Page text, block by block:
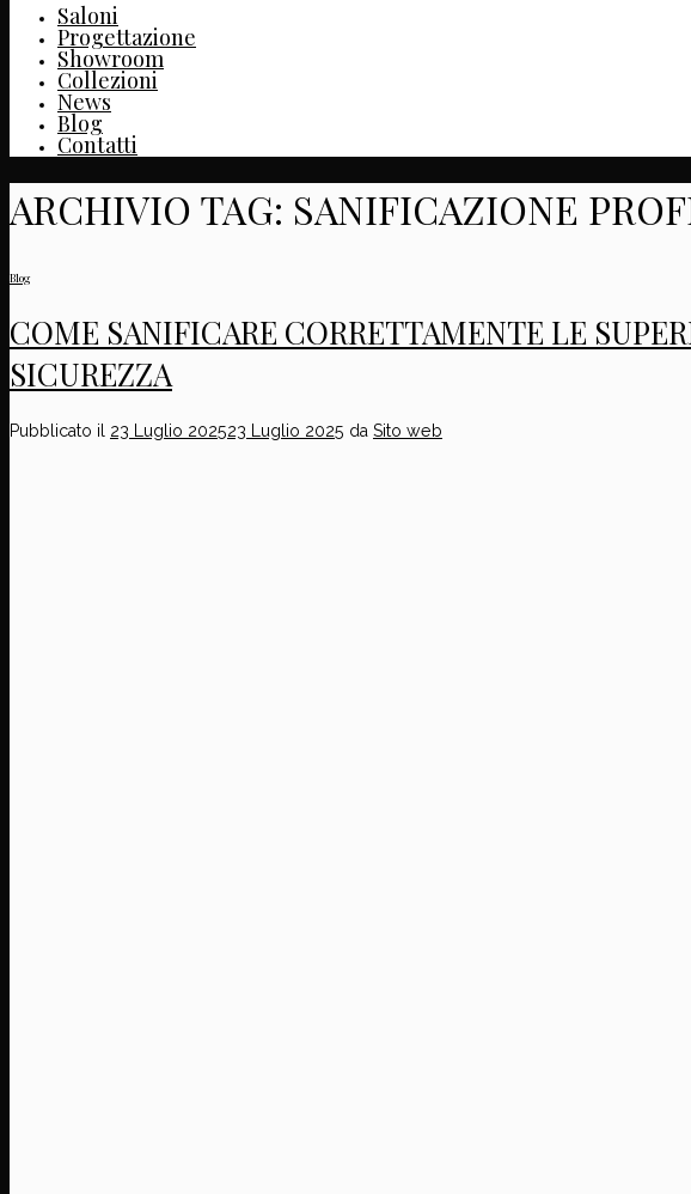
Saloni
Progettazione
Showroom
Collezioni
News
Blog
Contatti
ARCHIVIO TAG: SANIFICAZIONE
Blog
COME SANIFICARE CORRETTAMENTE LE
SICUREZZA
Pubblicato il 23 Luglio 202523 Luglio 2025 da Sito web